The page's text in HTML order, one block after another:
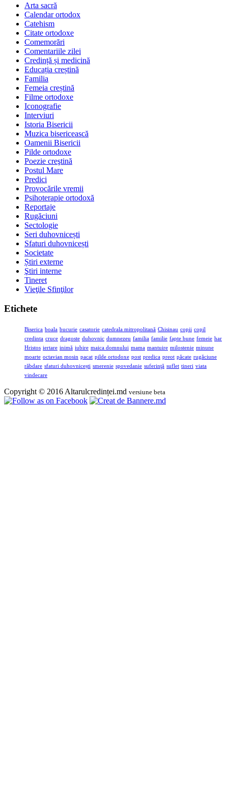
Arta sacră
Calendar ortodox
Catehism
Citate ortodoxe
Comemorări
Comentariile zilei
Credință și medicină
Educația creștină
Familia
Femeia creștină
Filme ortodoxe
Iconografie
Interviuri
Istoria Bisericii
Muzica bisericească
Oamenii Bisericii
Pilde ortodoxe
Poezie creştină
Postul Mare
Predici
Provocările vremii
Psihoterapie ortodoxă
Reportaje
Rugăciuni
Sectologie
Seri duhovnicești
Sfaturi duhovnicești
Societate
Știri externe
Ştiri interne
Tineret
Vieţile Sfinţilor
Etichete
Biserica boala bucurie casatorie catedrala mitropolitană Chisinau copii copil
credinta cruce dragoste duhovnic dumnezeu familia familie fapte bune femeie har
Hristos iertare inimă iubire maica domnului mama mantuire milostenie minune
moarte octavian mosin pacat pilde ortodoxe post predica preot păcate rugăciune
răbdare sfaturi duhovnicești smerenie spovedanie suferinţă suflet tineri viata
vindecare
Copyright © 2016 Altarulcredinței.md versiune beta